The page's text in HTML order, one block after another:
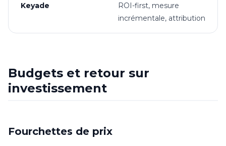
Keyade
ROI-first, mesure
incrémentale, attribution
Budgets et retour sur
investissement
Fourchettes de prix